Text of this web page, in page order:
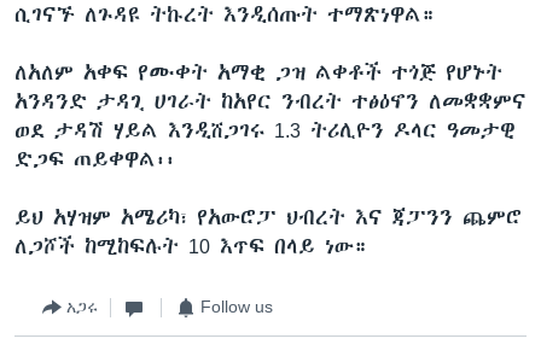
ሲገናኙ ለጉዳዩ ትኩረት እንዲሰጡት ተማጽነዋል።
ለአለም አቀፍ የሙቀት አማቂ ጋዝ ልቀቶች ተጎጅ የሆኑት
አንዳንድ ታዳጊ ሀገራት ከአየር ንብረት ተፅዕኖን ለመቋቋምና
ወደ ታዳሽ ሃይል እንዲሸጋገሩ 1.3 ትሪሊዮን ዶላር ዓመታዊ
ድጋፍ ጠይቀዋል፡፡
ይህ አሃዝም አሜሪካ፣ የአውሮፓ ህብረት እና ጃፓንን ጨምሮ
ለጋሾች ከሚከፍሉት 10 እጥፍ በላይ ነው።
አጋሩ Follow us